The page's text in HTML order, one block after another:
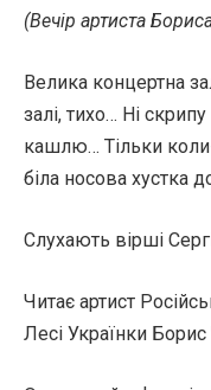
(Вечір артиста
Велика концертна
залі, тихо… Ні
кашлю… Тільки
біла носова хустка
Слухають вірші
Читає артист
Лесі Українки